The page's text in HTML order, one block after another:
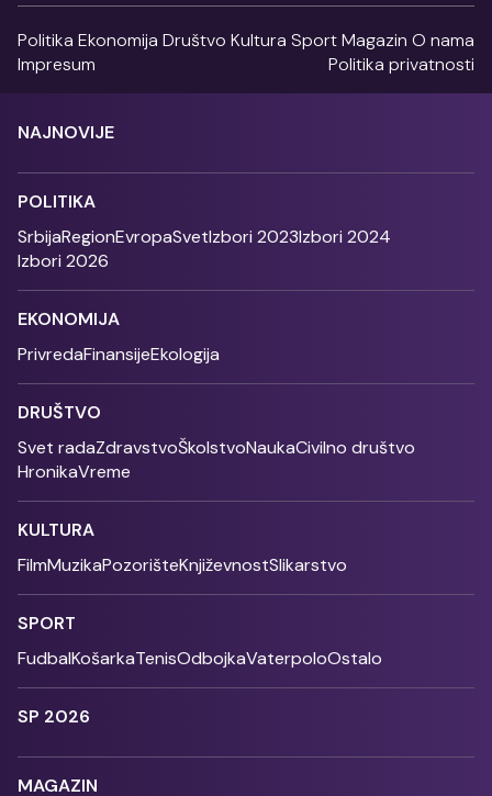
Politika Ekonomija Društvo Kultura SportMagazin O nama
Impresum
Politika privatnosti
NAJNOVIJE
POLITIKA
SrbijaRegionEvropaSvetIzbori 2023Izbori 2024
Izbori 2026
EKONOMIJA
PrivredaFinansijeEkologija
DRUŠTVO
Svet radaZdravstvoŠkolstvoNaukaCivilno društvo
HronikaVreme
KULTURA
FilmMuzikaPozorišteKnjiževnostSlikarstvo
SPORT
FudbalKošarkaTenisOdbojkaVaterpoloOstalo
SP 2026
MAGAZIN